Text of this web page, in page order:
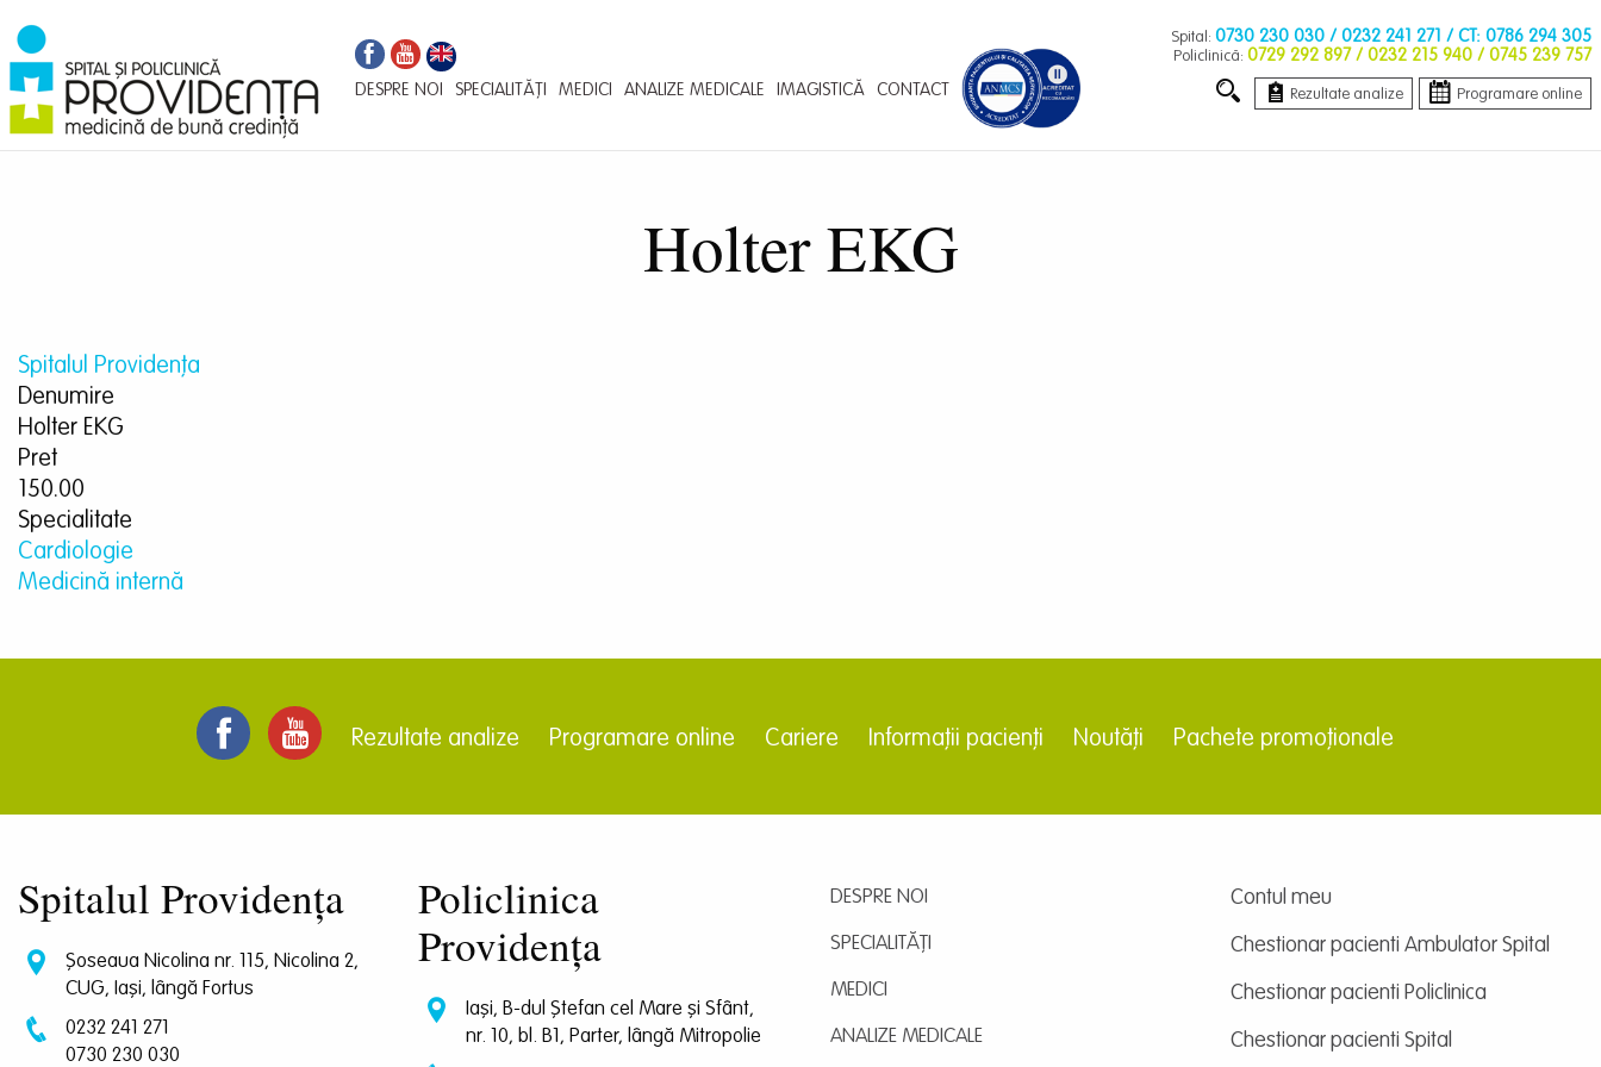
la
conţinutul
principal
Navigare
principală
DESPRE NOI SPECIALITĂȚI MEDICI ANALIZE MEDICALE IMAGISTICĂ CONTACT
Spital: 0730 230 030 / 0232 241 271 / CT: 0786 294 305
Policlinică: 0729 292 897 / 0232 215 940 / 0745 239 757
Rezultate analize Programare online
Holter EKG
Spitalul Providența
Denumire
Holter EKG
Pret
150.00
Specialitate
Cardiologie
Medicină internă
Rezultate analize Programare online Cariere Informații pacienți Noutăți Pachete promoționale
Spitalul Providența
Șoseaua Nicolina nr. 115, Nicolina 2,
CUG, Iași, lângă Fortus
0232 241 271
0730 230 030
Policlinica
Providența
Iași, B-dul Ștefan cel Mare și Sfânt,
nr. 10, bl. B1, Parter, lângă Mitropolie
DESPRE NOI
SPECIALITĂȚI
MEDICI
ANALIZE MEDICALE
Contul meu
Chestionar pacienti Ambulator Spital
Chestionar pacienti Policlinica
Chestionar pacienti Spital